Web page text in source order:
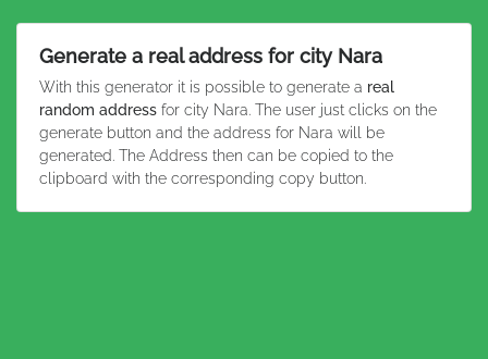
Generate a real address for city Nara
With this generator it is possible to generate a real
random address for city Nara. The user just clicks on the
generate button and the address for Nara will be
generated. The Address then can be copied to the
clipboard with the corresponding copy button.